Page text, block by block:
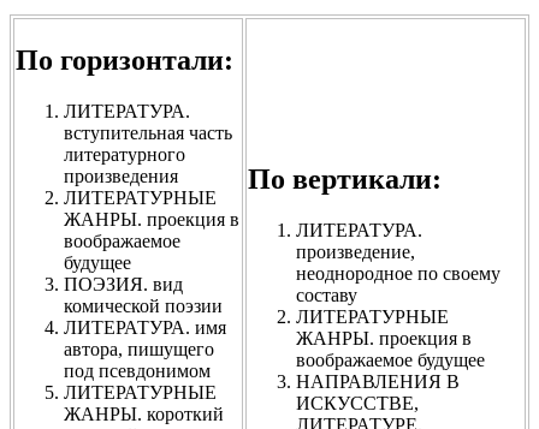
По горизонтали:
ЛИТЕРАТУРА.
вступительная часть
литературного
произведения
ЛИТЕРАТУРНЫЕ
ЖАНРЫ. проекция в
воображаемое
будущее
ПОЭЗИЯ. вид
комической поэзии
ЛИТЕРАТУРА. имя
автора, пишущего
под псевдонимом
ЛИТЕРАТУРНЫЕ
ЖАНРЫ. короткий
По вертикали:
ЛИТЕРАТУРА.
произведение,
неоднородное по своему
составу
ЛИТЕРАТУРНЫЕ
ЖАНРЫ. проекция в
воображаемое будущее
НАПРАВЛЕНИЯ В
ИСКУССТВЕ,
ЛИТЕРАТУРЕ,